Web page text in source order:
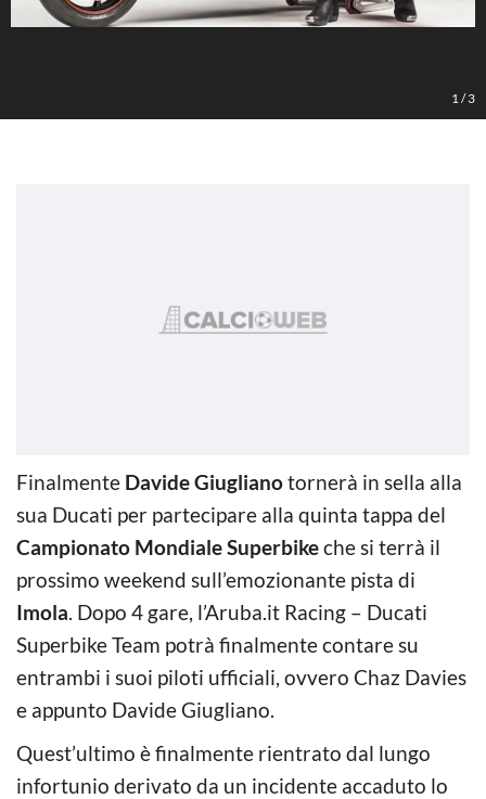
1 /3
Finalmente Davide Giuglianotornerà in sella alla
sua Ducati per partecipare alla quinta tappa del
Campionato Mondiale Superbikeche si terrà il
prossimo weekend sull’emozionante pista di
Imola. Dopo 4 gare, l’Aruba.it Racing – Ducati
Superbike Team potrà finalmente contare su
entrambi i suoi piloti ufficiali, ovvero Chaz Davies
e appunto Davide Giugliano.
Quest’ultimo è finalmente rientrato dal lungo
infortunio derivato da un incidente accaduto lo